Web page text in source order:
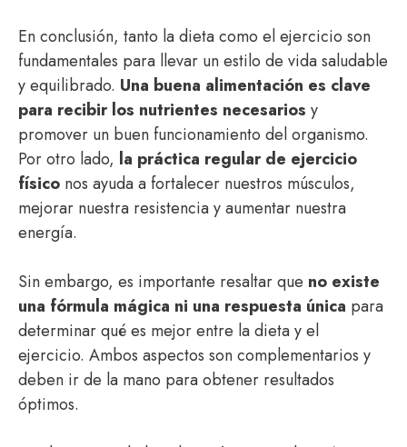
En conclusión, tanto la dieta como el ejercicio son
fundamentales para llevar un estilo de vida saludable
y equilibrado. Una buena alimentación es clave
para recibir los nutrientes necesarios y
promover un buen funcionamiento del organismo.
Por otro lado, la práctica regular de ejercicio
físico nos ayuda a fortalecer nuestros músculos,
mejorar nuestra resistencia y aumentar nuestra
energía.
Sin embargo, es importante resaltar que no existe
una fórmula mágica ni una respuesta única para
determinar qué es mejor entre la dieta y el
ejercicio. Ambos aspectos son complementarios y
deben ir de la mano para obtener resultados
óptimos.